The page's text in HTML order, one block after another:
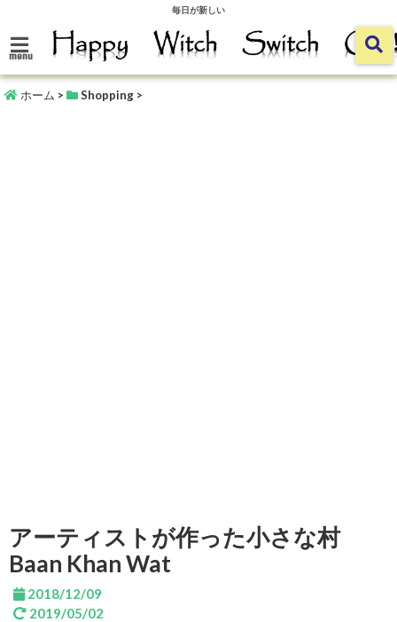
毎日が新しい
menu
ホーム > Shopping >
アーティストが作った小さな村
Baan Khan Wat
2018/12/09
2019/05/02